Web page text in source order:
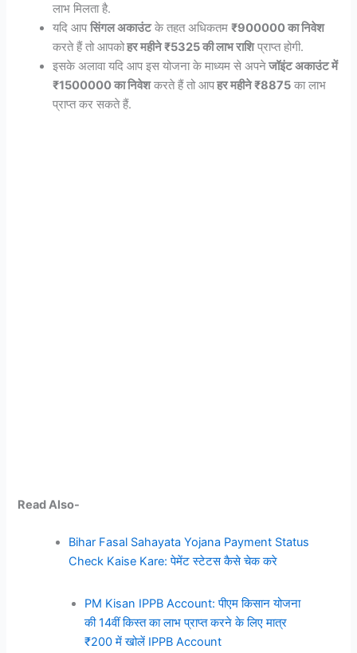
लाभ मिलता है.
यदि आपसिंगल अकाउंटके तहत अधिकतम₹900000 का निवेश
करते हैं तो आपकोहर महीने ₹5325 की लाभ राशिप्राप्त होगी.
इसके अलावा यदि आप इस योजना के माध्यम से अपनेजॉइंट अकाउंट में
₹1500000 का निवेशकरते हैं तो आपहर महीने ₹8875 का लाभ
प्राप्त कर सकते हैं.
Read Also-
Bihar Fasal Sahayata Yojana Payment Status
Check Kaise Kare: पेमेंट स्टेटस कैसे चेक करे
PM Kisan IPPB Account: पीएम किसान योजना
की 14वीं किस्त का लाभ प्राप्त करने के लिए मात्र
₹200 में खोलें IPPB Account